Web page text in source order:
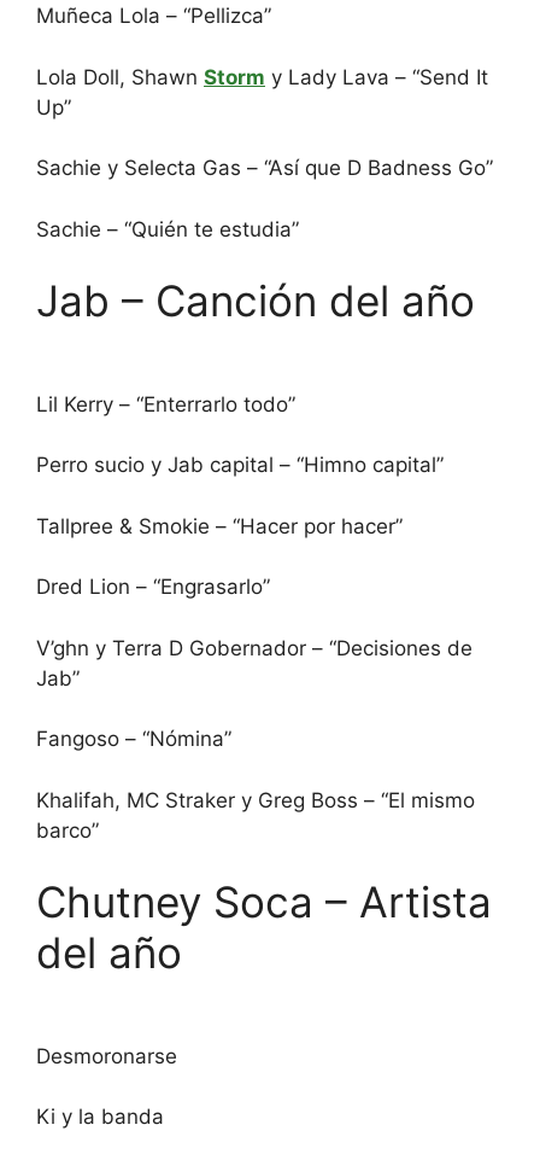
Muñeca Lola – “Pellizca”
Lola Doll, Shawn Storm y Lady Lava – “Send It
Up”
Sachie y Selecta Gas – “Así que D Badness Go”
Sachie – “Quién te estudia”
Jab – Canción del año
Lil Kerry – “Enterrarlo todo”
Perro sucio y Jab capital – “Himno capital”
Tallpree & Smokie – “Hacer por hacer”
Dred Lion – “Engrasarlo”
V’ghn y Terra D Gobernador – “Decisiones de
Jab”
Fangoso – “Nómina”
Khalifah, MC Straker y Greg Boss – “El mismo
barco”
Chutney Soca – Artista
del año
Desmoronarse
Ki y la banda